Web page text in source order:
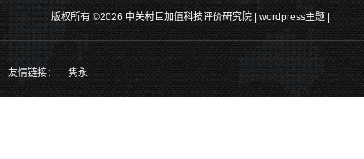
产品的研发。
关注官方二维码、掌握更多最新实时
消息
也可以通过以下方式关注我们
版权所有 ©2026 中关村巨加值科技评价研究院 |wordpress主题|
友情链接： 隽永